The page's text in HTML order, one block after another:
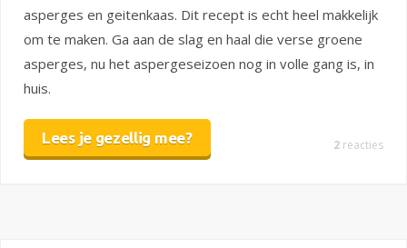
asperges en geitenkaas. Dit recept is echt heel makkelijk
om te maken. Ga aan de slag en haal die verse groene
asperges, nu het aspergeseizoen nog in volle gang is, in
huis.
Lees je gezellig mee? 2 reacties